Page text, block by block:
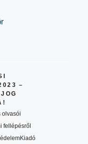
–
olvasói
fellépésről
Kiadó